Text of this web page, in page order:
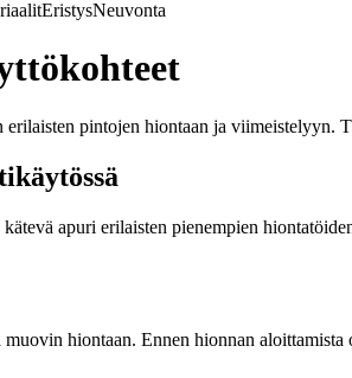
EristysNeuvonta
pintojen hiontaan ja viimeistelyyn.
apuri erilaisten pienempien
hiontaan. Ennen hionnan